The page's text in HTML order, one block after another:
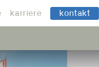
karriere kontakt